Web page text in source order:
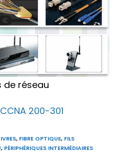
de réseau
200-301
, FIBRE OPTIQUE, FILS
, PÉRIPHÉRIQUES INTERMÉDIAIRES